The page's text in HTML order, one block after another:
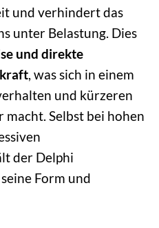
und verhindert das
unter Belastung. Dies
und direkte
, was sich in einem
und kürzeren
Selbst bei hohen
der Delphi
Form und